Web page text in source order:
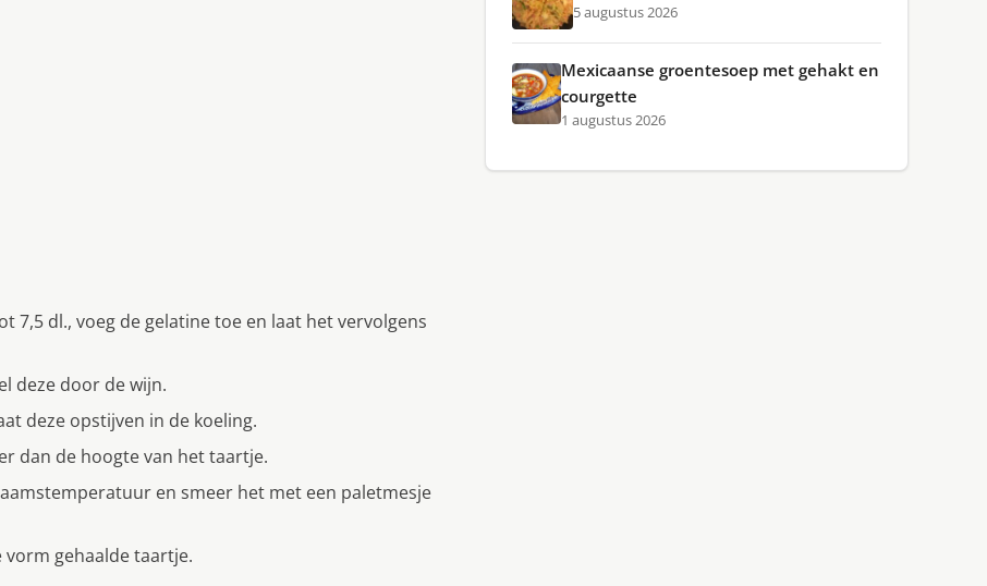
7,5 dl., voeg de gelatine toe en laat het vervolgens
deze door de wijn.
deze opstijven in de koeling.
dan de hoogte van het taartje.
en smeer het met een paletmesje
vorm gehaalde taartje.
5 augustus 2026
Mexicaanse groentesoep met gehakt en
courgette
1 augustus 2026